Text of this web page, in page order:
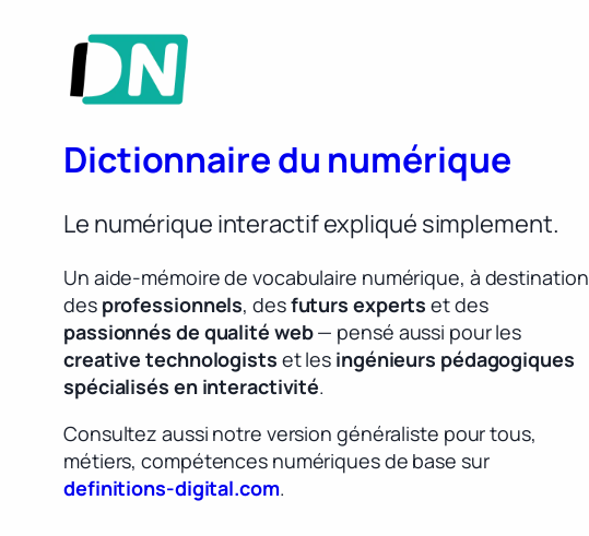
Dictionnaire du numérique
Le numérique interactif expliqué simplement.
Un aide-mémoire de vocabulaire numérique, à destination
des professionnels, desfuturs experts et des
passionnés de qualité web— pensé aussi pour les
creative technologists et les ingénieurs pédagogiques
spécialisés en interactivité.
Consultez aussi notre version généraliste pour tous,
métiers, compétences numériques de base sur
definitions-digital.com.